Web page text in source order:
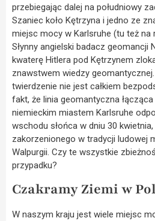
przebiegając dalej na południowy
Szaniec koło Kętrzyna i jedno ze
miejsc mocy w Karlsruhe (tu też na
Słynny angielski badacz geomancji
kwaterę Hitlera pod Kętrzynem
znawstwem wiedzy
twierdzenie nie jest całkiem
fakt, że linia geomantyczna
niemieckim miastem Karlsruhe
wschodu słońca w dniu 30
zakorzenionego w tradycji ludowej
Walpurgii. Czy te wszystkie
przypadku?
Czakramy Ziemi w
W naszym kraju jest wiele miejsc